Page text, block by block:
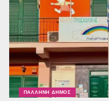
ΠΑΛΛΉΝΗ ΔΉΜΟΣ